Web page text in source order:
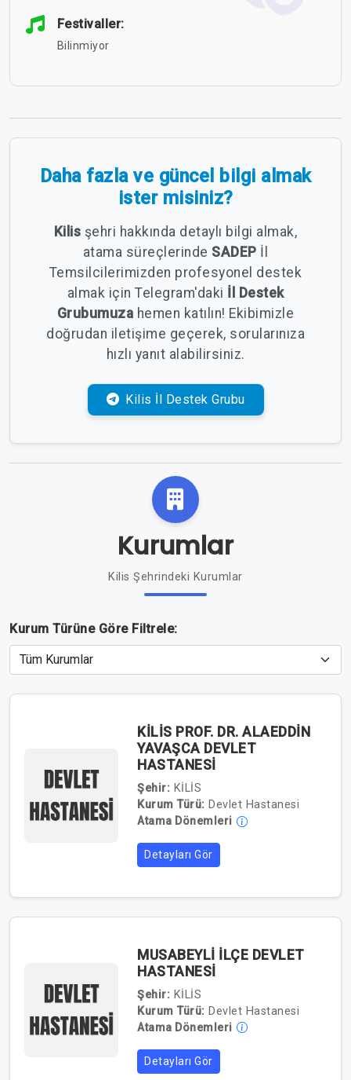
Festivaller:
Bilinmiyor
Daha fazla ve güncel bilgi almak
ister misiniz?
Kilis şehri hakkında detaylı bilgi almak,
atama süreçlerinde SADEP İl
Temsilcilerimizden profesyonel destek
almak için Telegram'daki
İl Destek
Grubumuzahemen katılın! Ekibimizle
doğrudan iletişime geçerek, sorularınıza
hızlı yanıt alabilirsiniz.
Kilis İl Destek Grubu
Kurumlar
Kilis Şehrindeki Kurumlar
Kurum Türüne Göre Filtrele:
KİLİS PROF. DR. ALAEDDİN
YAVAŞCA DEVLET
HASTANESİ
Şehir: KİLİS
Kurum Türü: Devlet Hastanesi
Atama Dönemleri
Detayları Gör
MUSABEYLİ İLÇE DEVLET
HASTANESİ
Şehir: KİLİS
Kurum Türü: Devlet Hastanesi
Atama Dönemleri
Detayları Gör